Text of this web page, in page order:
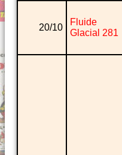
20/10
Fluide
Glacial 281